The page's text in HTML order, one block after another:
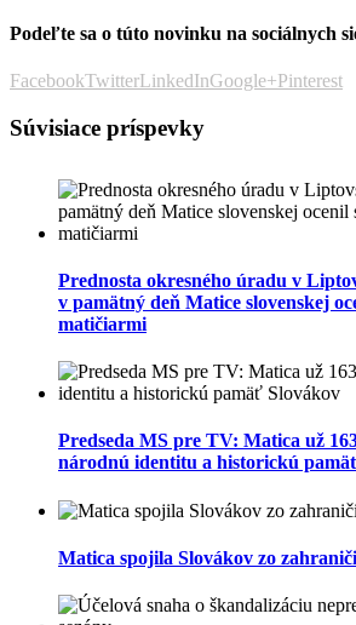
Podeľte sa o túto novinku na sociálnych
FacebookTwitterLinkedInGoogle+Pinterest
Súvisiace príspevky
Prednosta okresného úradu v
v pamätný deň Matice slovenskej
matičiarmi
Predseda MS pre TV: Matica už
národnú identitu a historickú
Matica spojila Slovákov zo